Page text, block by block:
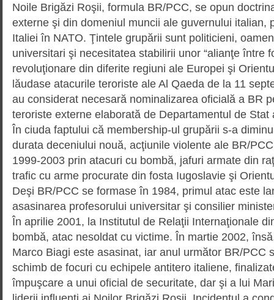
Noile Brigăzi Roşii, formula BR/PCC, se opun
externe şi din domeniul muncii ale guvernului italian,
Italiei în NATO. Ţintele gru­pă­rii sunt politicieni,
universitari şi necesitatea stabilirii unor “alianţe între
revoluţionare din diferite regiuni ale Europei şi
lăudase atacurile teroriste ale Al Qaeda de la 11
au considerat nece­sară nominalizarea oficială a BR
teroriste externe elabo­rată de Departamentul de Stat
În ciuda faptului că membership-ul grupării s-a
durata deceniului nouă, acţiunile vio­lente ale BR/
1999-2003 prin atacuri cu bombă, jafuri armate din
trafic cu arme procurate din fosta Iugos­lavie şi
Deşi BR/PCC se formase în 1984, primul atac este
asasinarea profesorului univer­si­tar şi consilier
În aprilie 2001, la Institutul de Relaţii Internaţionale
bombă, atac nesoldat cu victi­me. În martie 2002,
Marco Biagi este asa­sinat, iar anul următor BR/PCC
schimb de focuri cu echipele antitero italiene,
împuşcare a unui oficial de securitate, dar şi a lui